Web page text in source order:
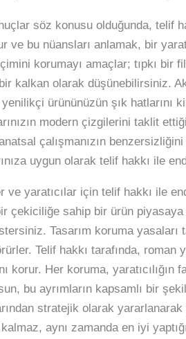
söz konusu olduğunda, telif
ve bu nüansları anlamak, bir
korumayı amaçlar; tıpkı bir
kalkan olarak düşünebilirsiniz.
ürününüzün şık hatlarını
modern çizgilerini taklit
çalışmanızın
uygun olarak telif hakkı ile
ve yaratıcılar için telif hakkı ile
çekiciliğe sahip bir ürün
Tasarım koruma
Telif hakkı tarafında, roman
korur. Her koruma,
bu ayrımların kapsamlı bir
stratejik olarak
aynı zamanda en iyi